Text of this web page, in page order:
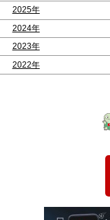
2025年
2024年
2023年
2022年